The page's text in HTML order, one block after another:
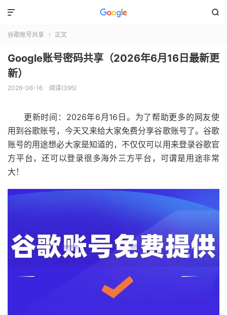


谷歌账号共享  正文
Google账号密码共享（2026年6月16日最新更
新）
2026-06-16 阅读(395)
更新时间：2026年6月16日。为了帮助更多的网友使
用到谷歌账号，今天又来给大家免费分享谷歌账号了。谷歌
账号的用途想必大家是知道的，不仅仅可以用来登录谷歌官
方平台，还可以登录很多海外三方平台，可谓是用途非常
大！